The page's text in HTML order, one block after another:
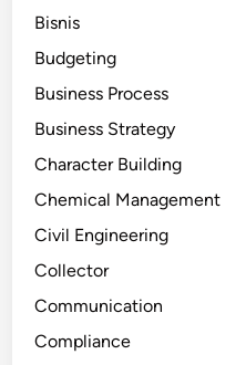
Bisnis
Budgeting
Business Process
Business Strategy
Character Building
Chemical Management
Civil Engineering
Collector
Communication
Compliance